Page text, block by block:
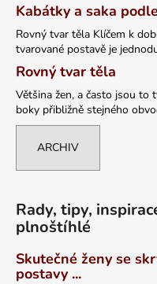
Kabátky a saka
Rovný tvar těla Klíčem k
tvarované postavě je
Rovný tvar těla
Většina žen, a často jsou to
boky přibližně stejného
ARCHIV
Rady, tipy,
plnoštíhlé
Skutečné ženy se
postavy ...